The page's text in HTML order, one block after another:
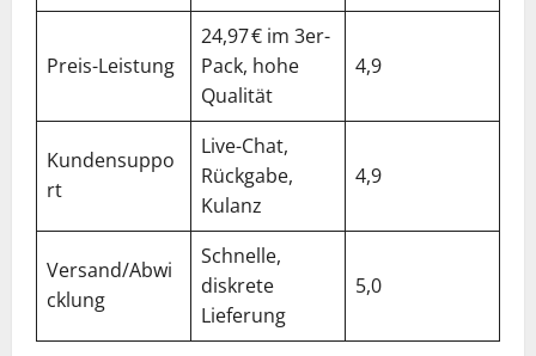
Preis-Leistung
24,97 € im 3er-
Pack, hohe
Qualität
4,9
Kundensuppo
rt
Live-Chat,
Rückgabe,
Kulanz
4,9
Versand/Abwi
cklung
Schnelle,
diskrete
Lieferung
5,0